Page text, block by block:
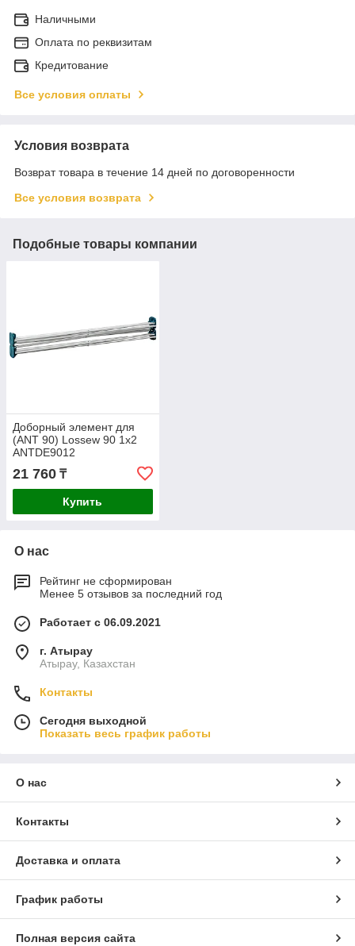
Наличными
Оплата по реквизитам
Кредитование
Все условия оплаты
Условия возврата
Возврат товара в течение 14 дней по договоренности
Все условия возврата
Подобные товары компании
Доборный элемент для
(ANT 90) Lossew 90 1х2
ANTDE9012
21 760 ₸
Купить
О нас
Рейтинг не сформирован
Менее 5 отзывов за последний год
Работает с 06.09.2021
г. Атырау
Атырау, Казахстан
Контакты
Сегодня выходной
Показать весь график работы
О нас
Контакты
Доставка и оплата
График работы
Полная версия сайта